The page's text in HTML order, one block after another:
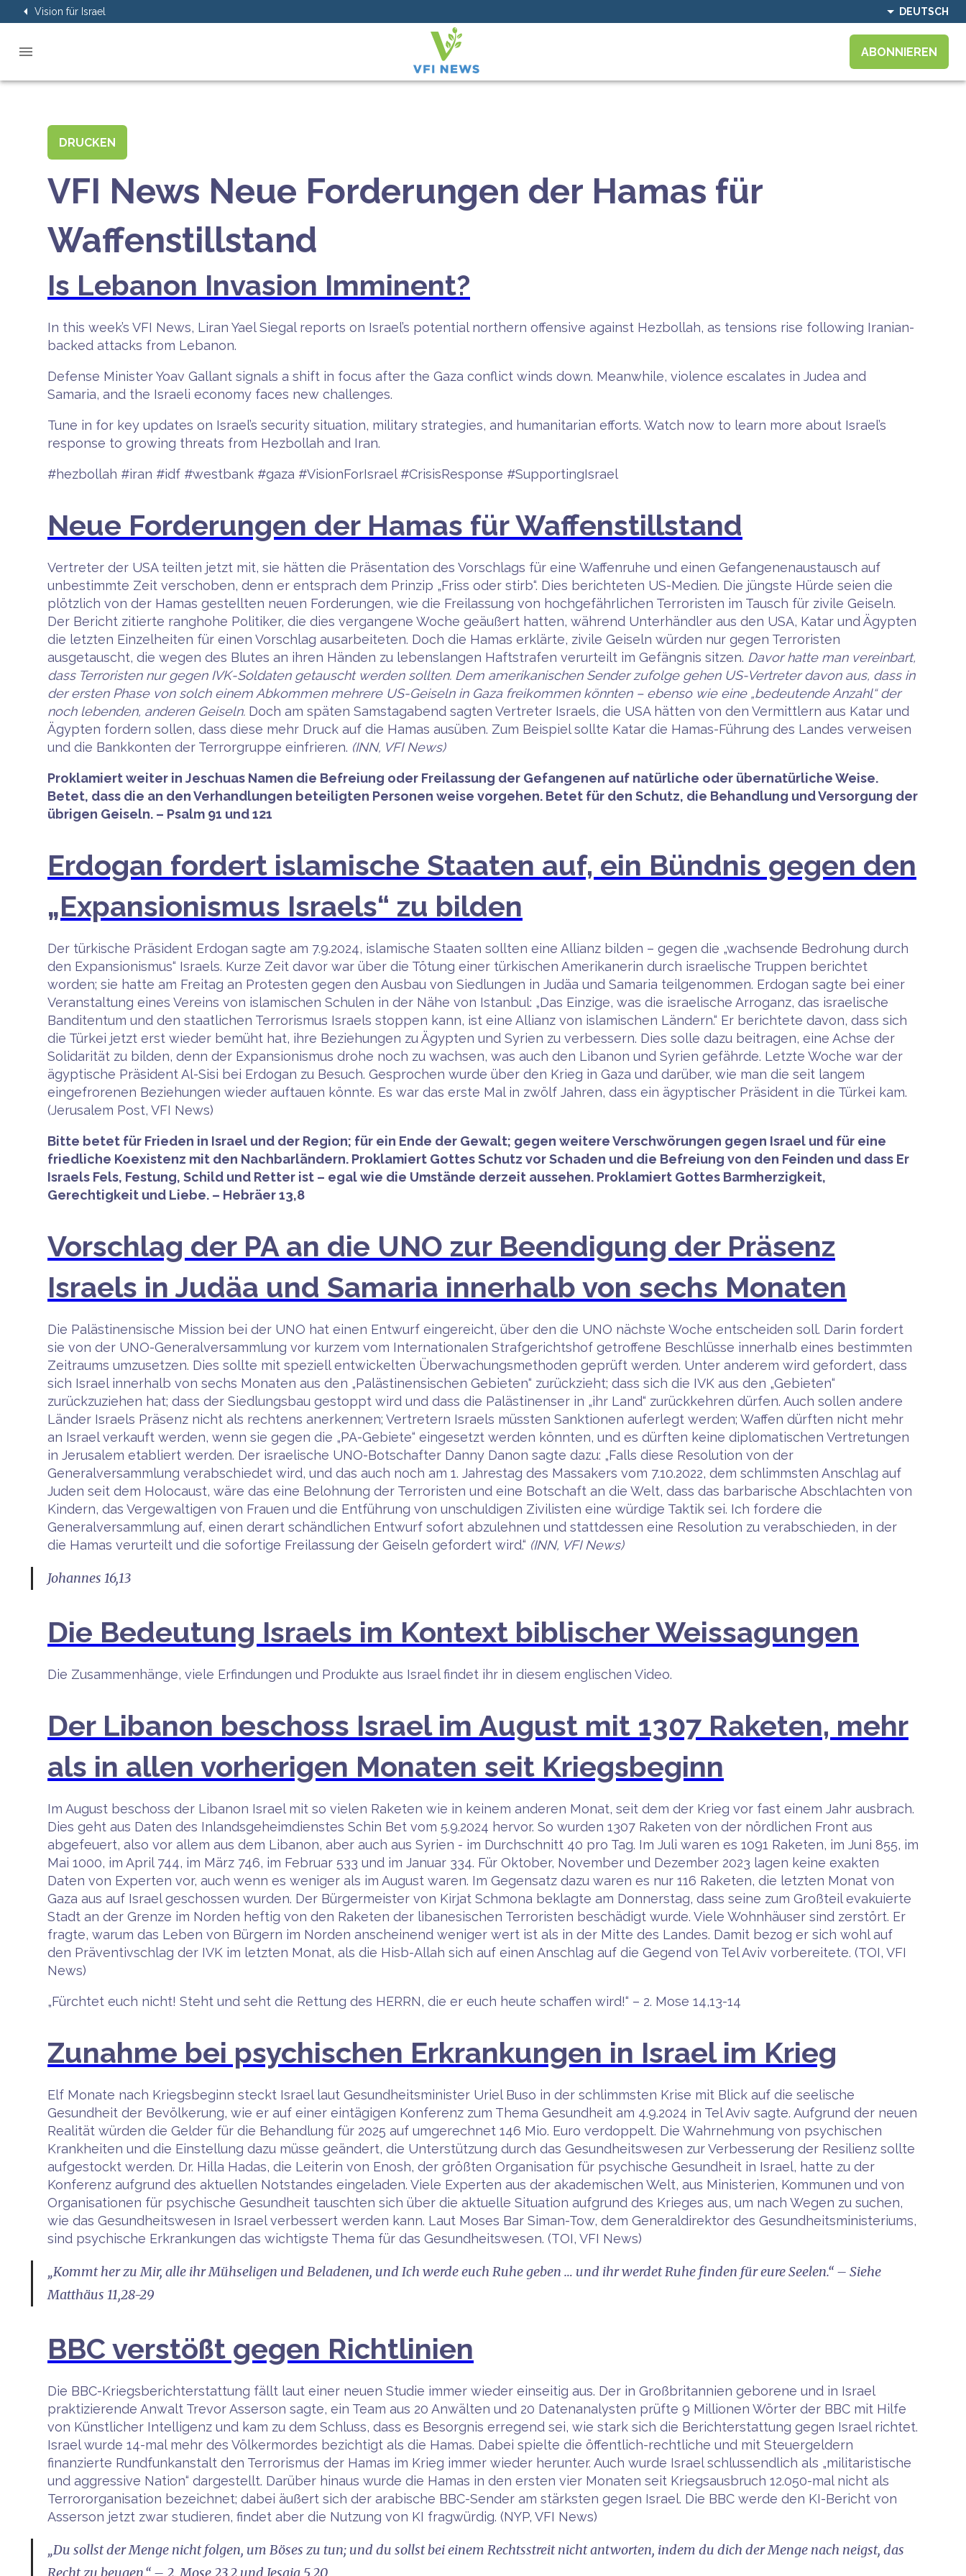
Vision für Israel DEUTSCH
ABONNIEREN
DRUCKEN
VFI News Neue Forderungen der Hamas für
Waffenstillstand
Is Lebanon Invasion Imminent?
In this week’s VFI News, Liran Yael Siegal reports on Israel’s potential northern offensive against Hezbollah, as tensions rise following Iranian-
backed attacks from Lebanon.
Defense Minister Yoav Gallant signals a shift in focus after the Gaza conflict winds down. Meanwhile, violence escalates in Judea and
Samaria, and the Israeli economy faces new challenges.
Tune in for key updates on Israel’s security situation, military strategies, and humanitarian efforts. Watch now to learn more about Israel’s
response to growing threats from Hezbollah and Iran.
#hezbollah #iran #idf #westbank #gaza #VisionForIsrael #CrisisResponse #SupportingIsrael
Neue Forderungen der Hamas für Waffenstillstand
Vertreter der USA teilten jetzt mit, sie hätten die Präsentation des Vorschlags für eine Waffenruhe und einen Gefangenenaustausch auf
unbestimmte Zeit verschoben, denn er entsprach dem Prinzip „Friss oder stirb“. Dies berichteten US-Medien. Die jüngste Hürde seien die
plötzlich von der Hamas gestellten neuen Forderungen, wie die Freilassung von hochgefährlichen Terroristen im Tausch für zivile Geiseln.
Der Bericht zitierte ranghohe Politiker, die dies vergangene Woche geäußert hatten, während Unterhändler aus den USA, Katar und Ägypten
die letzten Einzelheiten für einen Vorschlag ausarbeiteten. Doch die Hamas erklärte, zivile Geiseln würden nur gegen Terroristen
ausgetauscht, die wegen des Blutes an ihren Händen zu lebenslangen Haftstrafen verurteilt im Gefängnis sitzen. Davor hatte man vereinbart,
dass Terroristen nur gegen IVK-Soldaten getauscht werden sollten. Dem amerikanischen Sender zufolge gehen US-Vertreter davon aus, dass in
der ersten Phase von solch einem Abkommen mehrere US-Geiseln in Gaza freikommen könnten – ebenso wie eine „bedeutende Anzahl“ der
noch lebenden, anderen Geiseln. Doch am späten Samstagabend sagten Vertreter Israels, die USA hätten von den Vermittlern aus Katar und
Ägypten fordern sollen, dass diese mehr Druck auf die Hamas ausüben. Zum Beispiel sollte Katar die Hamas-Führung des Landes verweisen
und die Bankkonten der Terrorgruppe einfrieren. (INN, VFI News)
Proklamiert weiter in Jeschuas Namen die Befreiung oder Freilassung der Gefangenen auf natürliche oder übernatürliche Weise.
Betet, dass die an den Verhandlungen beteiligten Personen weise vorgehen. Betet für den Schutz, die Behandlung und Versorgung der
übrigen Geiseln. – Psalm 91 und 121
Erdogan fordert islamische Staaten auf, ein Bündnis gegen den
„Expansionismus Israels“ zu bilden
Der türkische Präsident Erdogan sagte am 7.9.2024, islamische Staaten sollten eine Allianz bilden – gegen die „wachsende Bedrohung durch
den Expansionismus“ Israels. Kurze Zeit davor war über die Tötung einer türkischen Amerikanerin durch israelische Truppen berichtet
worden; sie hatte am Freitag an Protesten gegen den Ausbau von Siedlungen in Judäa und Samaria teilgenommen. Erdogan sagte bei einer
Veranstaltung eines Vereins von islamischen Schulen in der Nähe von Istanbul: „Das Einzige, was die israelische Arroganz, das israelische
Banditentum und den staatlichen Terrorismus Israels stoppen kann, ist eine Allianz von islamischen Ländern.“ Er berichtete davon, dass sich
die Türkei jetzt erst wieder bemüht hat, ihre Beziehungen zu Ägypten und Syrien zu verbessern. Dies solle dazu beitragen, eine Achse der
Solidarität zu bilden, denn der Expansionismus drohe noch zu wachsen, was auch den Libanon und Syrien gefährde. Letzte Woche war der
ägyptische Präsident Al-Sisi bei Erdogan zu Besuch. Gesprochen wurde über den Krieg in Gaza und darüber, wie man die seit langem
eingefrorenen Beziehungen wieder auftauen könnte. Es war das erste Mal in zwölf Jahren, dass ein ägyptischer Präsident in die Türkei kam.
(Jerusalem Post, VFI News)
Bitte betet für Frieden in Israel und der Region; für ein Ende der Gewalt; gegen weitere Verschwörungen gegen Israel und für eine
friedliche Koexistenz mit den Nachbarländern. Proklamiert Gottes Schutz vor Schaden und die Befreiung von den Feinden und dass Er
Israels Fels, Festung, Schild und Retter ist – egal wie die Umstände derzeit aussehen. Proklamiert Gottes Barmherzigkeit,
Gerechtigkeit und Liebe. – Hebräer 13,8
Vorschlag der PA an die UNO zur Beendigung der Präsenz
Israels in Judäa und Samaria innerhalb von sechs Monaten
Die Palästinensische Mission bei der UNO hat einen Entwurf eingereicht, über den die UNO nächste Woche entscheiden soll. Darin fordert
sie von der UNO-Generalversammlung vor kurzem vom Internationalen Strafgerichtshof getroffene Beschlüsse innerhalb eines bestimmten
Zeitraums umzusetzen. Dies sollte mit speziell entwickelten Überwachungsmethoden geprüft werden. Unter anderem wird gefordert, dass
sich Israel innerhalb von sechs Monaten aus den „Palästinensischen Gebieten“ zurückzieht; dass sich die IVK aus den „Gebieten“
zurückzuziehen hat; dass der Siedlungsbau gestoppt wird und dass die Palästinenser in „ihr Land“ zurückkehren dürfen. Auch sollen andere
Länder Israels Präsenz nicht als rechtens anerkennen; Vertretern Israels müssten Sanktionen auferlegt werden; Waffen dürften nicht mehr
an Israel verkauft werden, wenn sie gegen die „PA-Gebiete“ eingesetzt werden könnten, und es dürften keine diplomatischen Vertretungen
in Jerusalem etabliert werden. Der israelische UNO-Botschafter Danny Danon sagte dazu: „Falls diese Resolution von der
Generalversammlung verabschiedet wird, und das auch noch am 1. Jahrestag des Massakers vom 7.10.2022, dem schlimmsten Anschlag auf
Juden seit dem Holocaust, wäre das eine Belohnung der Terroristen und eine Botschaft an die Welt, dass das barbarische Abschlachten von
Kindern, das Vergewaltigen von Frauen und die Entführung von unschuldigen Zivilisten eine würdige Taktik sei. Ich fordere die
Generalversammlung auf, einen derart schändlichen Entwurf sofort abzulehnen und stattdessen eine Resolution zu verabschieden, in der
die Hamas verurteilt und die sofortige Freilassung der Geiseln gefordert wird.“ (INN, VFI News)
Johannes 16,13
Die Bedeutung Israels im Kontext biblischer Weissagungen
Die Zusammenhänge, viele Erfindungen und Produkte aus Israel findet ihr in diesem englischen Video.
Der Libanon beschoss Israel im August mit 1307 Raketen, mehr
als in allen vorherigen Monaten seit Kriegsbeginn
Im August beschoss der Libanon Israel mit so vielen Raketen wie in keinem anderen Monat, seit dem der Krieg vor fast einem Jahr ausbrach.
Dies geht aus Daten des Inlandsgeheimdienstes Schin Bet vom 5.9.2024 hervor. So wurden 1307 Raketen von der nördlichen Front aus
abgefeuert, also vor allem aus dem Libanon, aber auch aus Syrien - im Durchschnitt 40 pro Tag. Im Juli waren es 1091 Raketen, im Juni 855, im
Mai 1000, im April 744, im März 746, im Februar 533 und im Januar 334. Für Oktober, November und Dezember 2023 lagen keine exakten
Daten von Experten vor, auch wenn es weniger als im August waren. Im Gegensatz dazu waren es nur 116 Raketen, die letzten Monat von
Gaza aus auf Israel geschossen wurden. Der Bürgermeister von Kirjat Schmona beklagte am Donnerstag, dass seine zum Großteil evakuierte
Stadt an der Grenze im Norden heftig von den Raketen der libanesischen Terroristen beschädigt wurde. Viele Wohnhäuser sind zerstört. Er
fragte, warum das Leben von Bürgern im Norden anscheinend weniger wert ist als in der Mitte des Landes. Damit bezog er sich wohl auf
den Präventivschlag der IVK im letzten Monat, als die Hisb-Allah sich auf einen Anschlag auf die Gegend von Tel Aviv vorbereitete. (TOI, VFI
News)
„Fürchtet euch nicht! Steht und seht die Rettung des HERRN, die er euch heute schaffen wird!“ – 2. Mose 14,13-14
Zunahme bei psychischen Erkrankungen in Israel im Krieg
Elf Monate nach Kriegsbeginn steckt Israel laut Gesundheitsminister Uriel Buso in der schlimmsten Krise mit Blick auf die seelische
Gesundheit der Bevölkerung, wie er auf einer eintägigen Konferenz zum Thema Gesundheit am 4.9.2024 in Tel Aviv sagte. Aufgrund der neuen
Realität würden die Gelder für die Behandlung für 2025 auf umgerechnet 146 Mio. Euro verdoppelt. Die Wahrnehmung von psychischen
Krankheiten und die Einstellung dazu müsse geändert, die Unterstützung durch das Gesundheitswesen zur Verbesserung der Resilienz sollte
aufgestockt werden. Dr. Hilla Hadas, die Leiterin von Enosh, der größten Organisation für psychische Gesundheit in Israel, hatte zu der
Konferenz aufgrund des aktuellen Notstandes eingeladen. Viele Experten aus der akademischen Welt, aus Ministerien, Kommunen und von
Organisationen für psychische Gesundheit tauschten sich über die aktuelle Situation aufgrund des Krieges aus, um nach Wegen zu suchen,
wie das Gesundheitswesen in Israel verbessert werden kann. Laut Moses Bar Siman-Tow, dem Generaldirektor des Gesundheitsministeriums,
sind psychische Erkrankungen das wichtigste Thema für das Gesundheitswesen. (TOI, VFI News)
„Kommt her zu Mir, alle ihr Mühseligen und Beladenen, und Ich werde euch Ruhe geben … und ihr werdet Ruhe finden für eure Seelen.“ – Siehe
Matthäus 11,28-29
BBC verstößt gegen Richtlinien
Die BBC-Kriegsberichterstattung fällt laut einer neuen Studie immer wieder einseitig aus. Der in Großbritannien geborene und in Israel
praktizierende Anwalt Trevor Asserson sagte, ein Team aus 20 Anwälten und 20 Datenanalysten prüfte 9 Millionen Wörter der BBC mit Hilfe
von Künstlicher Intelligenz und kam zu dem Schluss, dass es Besorgnis erregend sei, wie stark sich die Berichterstattung gegen Israel richtet.
Israel wurde 14-mal mehr des Völkermordes bezichtigt als die Hamas. Dabei spielte die öffentlich-rechtliche und mit Steuergeldern
finanzierte Rundfunkanstalt den Terrorismus der Hamas im Krieg immer wieder herunter. Auch wurde Israel schlussendlich als „militaristische
und aggressive Nation“ dargestellt. Darüber hinaus wurde die Hamas in den ersten vier Monaten seit Kriegsausbruch 12.050-mal nicht als
Terrororganisation bezeichnet; dabei äußert sich der arabische BBC-Sender am stärksten gegen Israel. Die BBC werde den KI-Bericht von
Asserson jetzt zwar studieren, findet aber die Nutzung von KI fragwürdig. (NYP, VFI News)
„Du sollst der Menge nicht folgen, um Böses zu tun; und du sollst bei einem Rechtsstreit nicht antworten, indem du dich der Menge nach neigst, das